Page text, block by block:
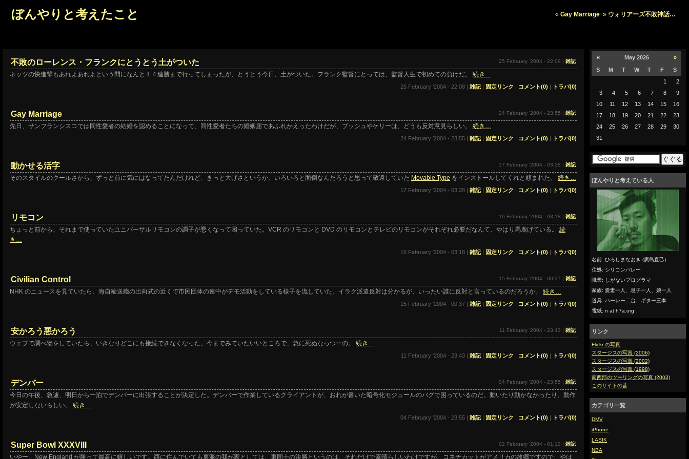
ぼんやりと考えたこと « Gay Marriage » ウォリアーズ不敗神話…
« May 2026
»
S
M T W T F
S
1
2
3
4 5 6 7 8
9
10
11 12 13 14 15
16
17
18 19 20 21 22
23
24
25 26 27 28 29
30
31
ぼんやりと考えている人
名前: ひろしまなおき (廣島直己)
住処: シリコンバレー
職業: しがないプログラマ
家族: 愛妻一人、息子一人、娘一人
道具: ハーレー二台、ギター三本
電紙: n at h7a.org
リンク
Flickr の写真
スタージスの写真 (2006)
スタージスの写真 (2002)
スタージスの写真 (1998)
南西部のツーリングの写真 (2003)
このサイトの昔
カテゴリ一覧
DMV
iPhone
LASIK
NBA
25 February '2004 - 22:08 | 雑記
不敗のローレンス・フランクにとうとう土がついた
ネッツの快進撃もあれよあれよという間になんと１４連勝まで行ってしまったが、とうとう今日、土がついた。フランク監督にとっては、監督人生で初めての負けだ。 続き…
25 February '2004 - 22:08 | 雑記| 固定リンク | コメント(0) | トラバ(0)
24 February '2004 - 23:55 | 雑記
Gay Marriage
先日、サンフランシスコでは同性愛者の結婚を認めることになって、同性愛者たちの婚姻届であふれかえったわけだが、ブッシュやケリーは、どうも反対意見らしい。 続き…
24 February '2004 - 23:55 | 雑記| 固定リンク | コメント(0) | トラバ(0)
17 February '2004 - 03:28 | 雑記
動かせる活字
そのスタイルのクールさから、ずっと前に気にはなってたんだけれど、きっと大げさというか、いろいろと面倒なんだろうと思って敬遠していた Movable Type をインストールしてくれと頼まれた。 続き…
17 February '2004 - 03:28 | 雑記| 固定リンク | コメント(0) | トラバ(0)
16 February '2004 - 03:18 | 雑記
リモコン
ちょっと前から、それまで使っていたユニバーサルリモコンの調子が悪くなって困っていた。VCR のリモコンと DVD のリモコンとテレビのリモコンがそれぞれ必要だなんて、やはり馬鹿げている。 続
き…
16 February '2004 - 03:18 | 雑記| 固定リンク | コメント(0) | トラバ(0)
15 February '2004 - 00:37 | 雑記
Civilian Control
NHK のニュースを見ていたら、海自輸送艦の出向式の近くで市民団体の連中がデモ活動をしている様子を流していた。イラク派遣反対は分かるが、いったい誰に反対と言っているのだろうか。 続き…
15 February '2004 - 00:37 | 雑記| 固定リンク | コメント(0) | トラバ(0)
11 February '2004 - 23:43 | 雑記
安かろう悪かろう
ウェブで調べ物をしていたら、いきなりどこにも接続できなくなった。今までみていたいいところで、急に死ぬなっつーの。 続き…
11 February '2004 - 23:43 | 雑記| 固定リンク | コメント(0) | トラバ(0)
04 February '2004 - 23:55 | 雑記
デンバー
今日の午後、急遽、明日から一泊でデンバーに出張することが決定した。デンバーで作業しているクライアントが、おれが書いた暗号化モジュールのバグで困っているのだ。動いたり動かなかったり、動作
が安定しないらしい。 続き…
04 February '2004 - 23:55 | 雑記| 固定リンク | コメント(0) | トラバ(0)
02 February '2004 - 01:12 | 雑記
Super Bowl XXXVIII
いやー、New England が勝って最高に嬉しいです。西に住んでいても東派の我が家としては、東同士の決勝というのは、それだけで素晴らしいわけですが、コネチカットがアメリカの故郷ですので、やは